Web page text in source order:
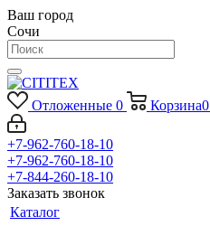
Ваш город
Сочи
Отложенные 0 Корзина0
+7-962-760-18-10
+7-962-760-18-10
+7-844-260-18-10
Заказать звонок
Каталог